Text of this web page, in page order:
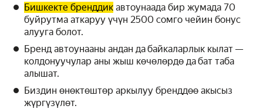
Бишкекте бренддик автоунаада бир жумада 70
буйрутма аткаруу үчүн 2500 сомго чейин бонус
алууга болот.
Бренд автоунааны андан да байкаларлык кылат —
колдонуучулар аны жыш көчөлөрдө да бат таба
алышат.
Биздин өнөктөштөр аркылуу бренддөө акысыз
жүргүзүлөт.